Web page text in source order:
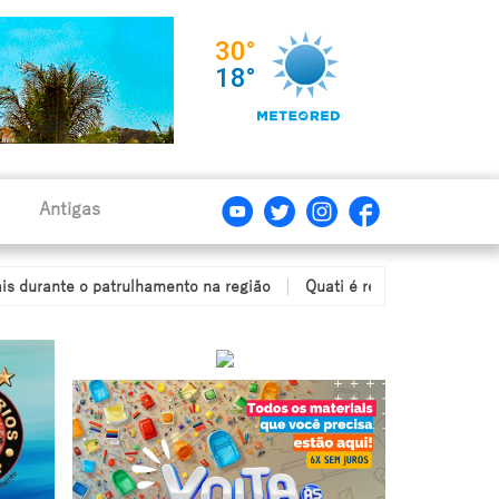
Antigas
o patrulhamento na região Quati é resgatado após ficar com